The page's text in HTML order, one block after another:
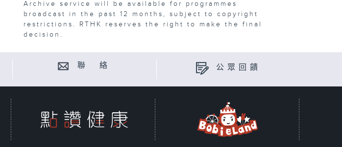
Archive service will be available for programmes
broadcast in the past 12 months, subject to copyright
restrictions. RTHK reserves the right to make the final
decision.
聯 絡 公眾回饋